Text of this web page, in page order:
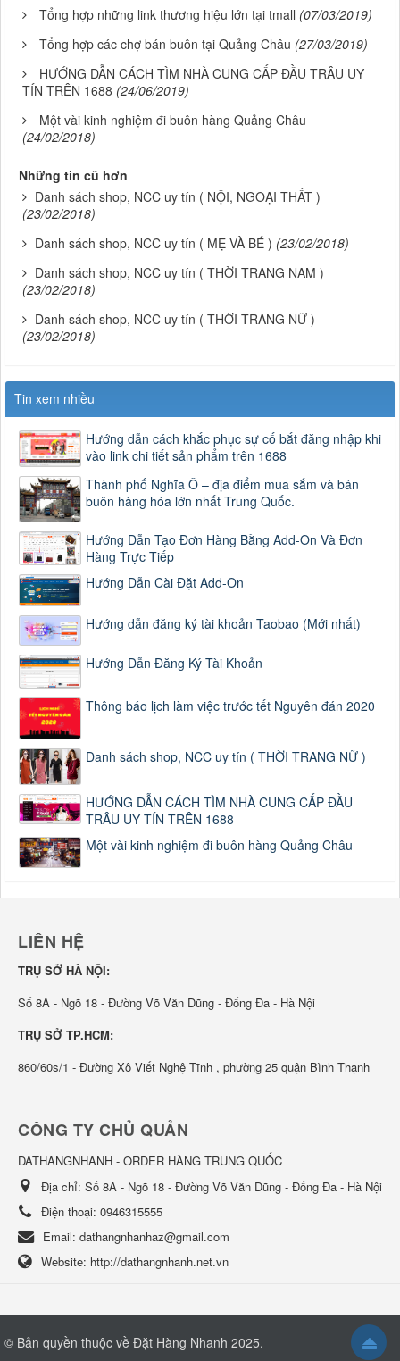
Tổng hợp những link thương hiệu lớn tại tmall (07/03/2019)
Tổng hợp các chợ bán buôn tại Quảng Châu (27/03/2019)
HƯỚNG DẪN CÁCH TÌM NHÀ CUNG CẤP ĐẦU TRÂU UY
TÍN TRÊN 1688 (24/06/2019)
Một vài kinh nghiệm đi buôn hàng Quảng Châu
(24/02/2018)
Những tin cũ hơn
Danh sách shop, NCC uy tín ( NỘI, NGOẠI THẤT )
(23/02/2018)
Danh sách shop, NCC uy tín ( MẸ VÀ BÉ ) (23/02/2018)
Danh sách shop, NCC uy tín ( THỜI TRANG NAM )
(23/02/2018)
Danh sách shop, NCC uy tín ( THỜI TRANG NỮ )
(23/02/2018)
Tin xem nhiều
Hướng dẫn cách khắc phục sự cố bắt đăng nhập khi
vào link chi tiết sản phẩm trên 1688
Thành phố Nghĩa Ô – địa điểm mua sắm và bán
buôn hàng hóa lớn nhất Trung Quốc.
Hướng Dẫn Tạo Đơn Hàng Bằng Add-On Và Đơn
Hàng Trực Tiếp
Hướng Dẫn Cài Đặt Add-On
Hướng dẫn đăng ký tài khoản Taobao (Mới nhất)
Hướng Dẫn Đăng Ký Tài Khoản
Thông báo lịch làm việc trước tết Nguyên đán 2020
Danh sách shop, NCC uy tín ( THỜI TRANG NỮ )
HƯỚNG DẪN CÁCH TÌM NHÀ CUNG CẤP ĐẦU
TRÂU UY TÍN TRÊN 1688
Một vài kinh nghiệm đi buôn hàng Quảng Châu
LIÊN HỆ
TRỤ SỞ HÀ NỘI:
Số 8A - Ngõ 18 - Đường Võ Văn Dũng - Đống Đa - Hà Nội
TRỤ SỞ TP.HCM:
860/60s/1 - Đường Xô Viết Nghệ Tĩnh , phường 25 quận Bình Thạnh
CÔNG TY CHỦ QUẢN
DATHANGNHANH - ORDER HÀNG TRUNG QUỐC
Địa chỉ: Số 8A - Ngõ 18 - Đường Võ Văn Dũng - Đống Đa - Hà Nội
Điện thoại: 0946315555
Email: dathangnhanhaz@gmail.com
Website: http://dathangnhanh.net.vn
© Bản quyền thuộc về Đặt Hàng Nhanh 2025.